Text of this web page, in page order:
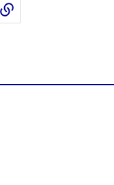
LinkedInpar email